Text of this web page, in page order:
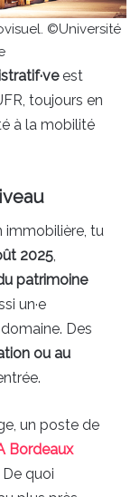
©Université
est
toujours en
à la mobilité
immobilière, tu
2025,
patrimoine
un·e
Des
ou au
un poste de
Bordeaux
quoi